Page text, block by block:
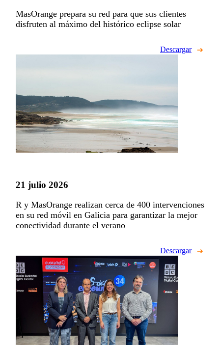
MasOrange prepara su red para que sus clientes
disfruten al máximo del histórico eclipse solar
Descargar
21 julio 2026
R y MasOrange realizan cerca de 400 intervenciones
en su red móvil en Galicia para garantizar la mejor
conectividad durante el verano
Descargar